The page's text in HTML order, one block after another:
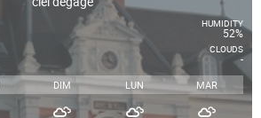
HUMIDITY
52%
CLOUDS
-
DIM LUN MAR